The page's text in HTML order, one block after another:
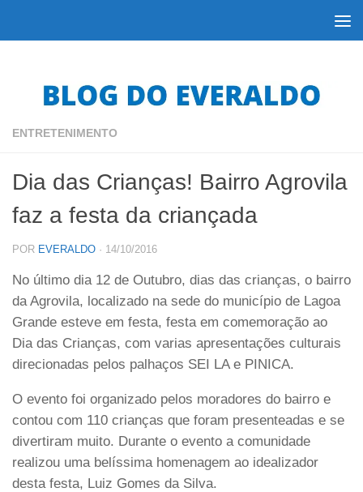
ENTRETENIMENTO
Dia das Crianças! Bairro Agrovila
faz a festa da criançada
POR EVERALDO · 14/10/2016
No último dia 12 de Outubro, dias das crianças, o bairro
da Agrovila, localizado na sede do município de Lagoa
Grande esteve em festa, festa em comemoração ao
Dia das Crianças, com varias apresentações culturais
direcionadas pelos palhaços SEI LA e PINICA.
O evento foi organizado pelos moradores do bairro e
contou com 110 crianças que foram presenteadas e se
divertiram muito. Durante o evento a comunidade
realizou uma belíssima homenagem ao idealizador
desta festa, Luiz Gomes da Silva.